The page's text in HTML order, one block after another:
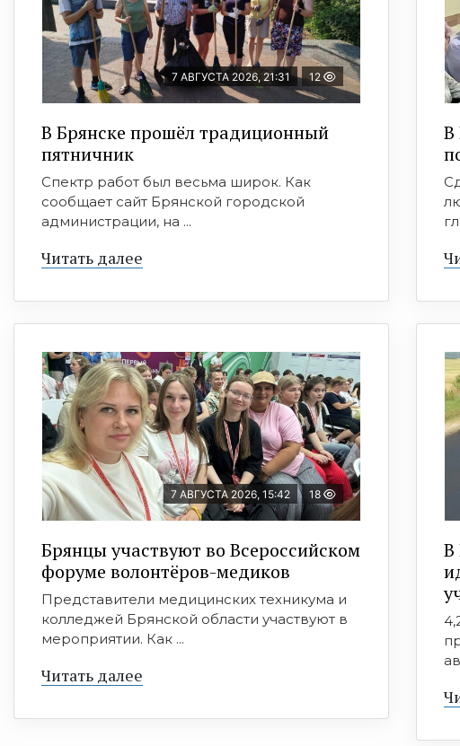
7 АВГУСТА 2026, 21:31 12
В Брянске прошёл традиционный
пятничник
Спектр работ был весьма широк. Как
сообщает сайт Брянской городской
администрации, на ...
Читать далее
В
7 АВГУСТА 2026, 15:42 18
Брянцы участвуют во Всероссийском
форуме волонтёров-медиков
Представители медицинских техникума и
колледжей Брянской области участвуют в
мероприятии. Как ...
Читать далее
В